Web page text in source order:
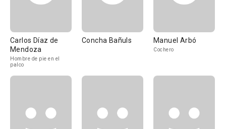
Carlos Díaz de
Mendoza
Hombre de pie en el
palco
Concha Bañuls Manuel Arbó
Cochero